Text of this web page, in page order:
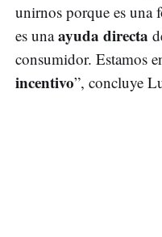
unirnos porque es una
es unaayuda directa
consumidor. Estamos
incentivo”, concluye